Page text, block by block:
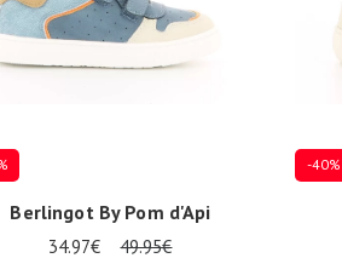
Berlingot By Pom d'Api
34.97€ 49.95€
-40%